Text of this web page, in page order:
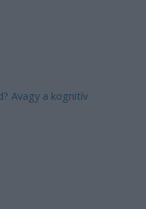
Avagy a kognitív